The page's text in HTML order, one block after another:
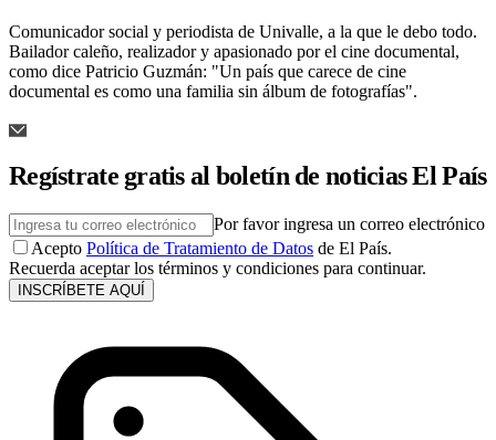
Comunicador social y periodista de Univalle, a la que le debo todo.
Bailador caleño, realizador y apasionado por el cine documental,
como dice Patricio Guzmán: "Un país que carece de cine
documental es como una familia sin álbum de fotografías".
Regístrate gratis al boletín de noticias El País
Por favor ingresa un correo electrónico
Acepto Política de Tratamiento de Datos de El País.
Recuerda aceptar los términos y condiciones para continuar.
INSCRÍBETE AQUÍ